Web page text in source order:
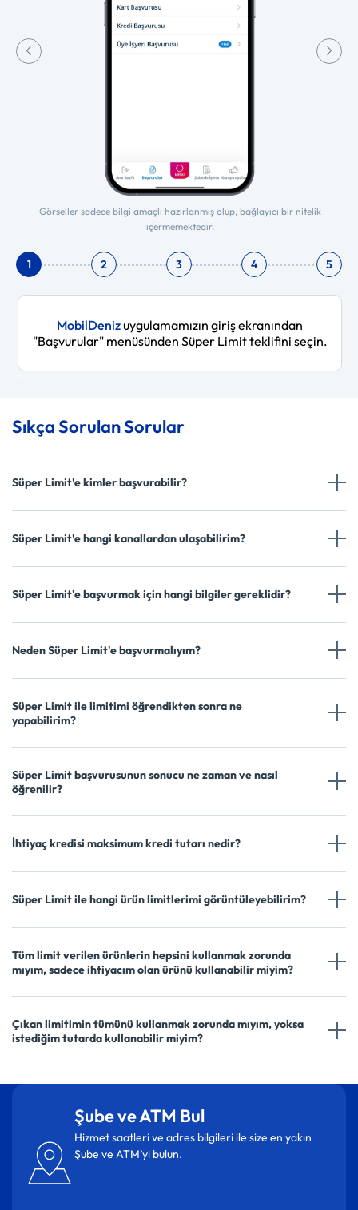
Görseller sadece bilgi amaçlı hazırlanmış olup, bağlayıcı bir nitelik
içermemektedir.
1 2 3 4 5
MobilDenizuygulamamızın giriş ekranından
"Başvurular" menüsünden Süper Limit teklifini seçin.
Sıkça Sorulan Sorular
Süper Limit'e kimler başvurabilir?
Süper Limit'e hangi kanallardan ulaşabilirim?
Süper Limit'e başvurmak için hangi bilgiler gereklidir?
Neden Süper Limit'e başvurmalıyım?
Süper Limit ile limitimi öğrendikten sonra ne
yapabilirim?
Süper Limit başvurusunun sonucu ne zaman ve nasıl
öğrenilir?
İhtiyaç kredisi maksimum kredi tutarı nedir?
Süper Limit ile hangi ürün limitlerimi görüntüleyebilirim?
Tüm limit verilen ürünlerin hepsini kullanmak zorunda
mıyım, sadece ihtiyacım olan ürünü kullanabilir miyim?
Çıkan limitimin tümünü kullanmak zorunda mıyım, yoksa
istediğim tutarda kullanabilir miyim?
Şube ve ATM Bul
Hizmet saatleri ve adres bilgileri ile size en yakın
Şube ve ATM’yi bulun.